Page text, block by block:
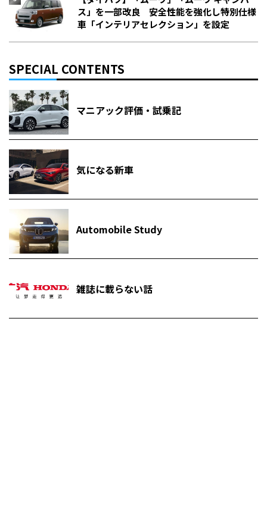
ス」を一部改良 安全性能を強化し特別仕様
車「インテリアセレクション」を設定
SPECIAL CONTENTS
マニアック評価・試乗記
気になる新車
Automobile Study
雑誌に載らない話